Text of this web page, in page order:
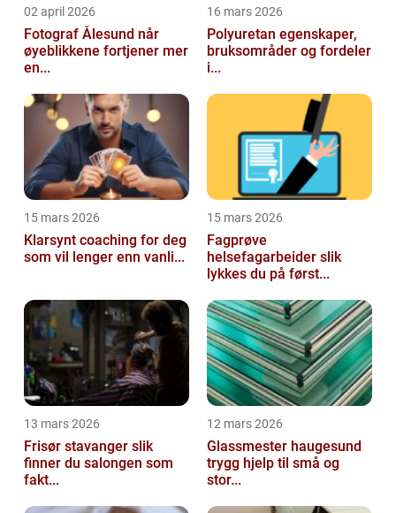
02 april 2026
Fotograf Ålesund når
øyeblikkene fortjener mer
en...
16 mars 2026
Polyuretan egenskaper,
bruksområder og fordeler
i...
15 mars 2026
Klarsynt coaching for deg
som vil lenger enn vanli...
15 mars 2026
Fagprøve
helsefagarbeider slik
lykkes du på først...
13 mars 2026
Frisør stavanger slik
finner du salongen som
fakt...
12 mars 2026
Glassmester haugesund
trygg hjelp til små og
stor...